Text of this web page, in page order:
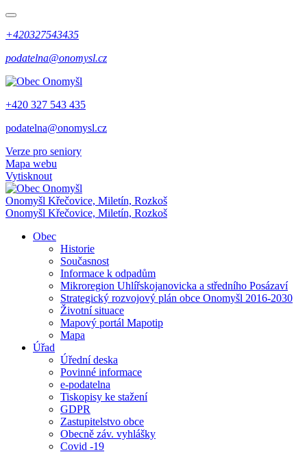
+420327543435
podatelna@onomysl.cz
+420 327 543 435
podatelna@onomysl.cz
Verze pro seniory
Mapa webu
Vytisknout
Onomyšl Křečovice, Miletín, Rozkoš
Onomyšl Křečovice, Miletín, Rozkoš
Obec
Historie
Současnost
Informace k odpadům
Mikroregion Uhlířskojanovicka a středního Posázaví
Strategický rozvojový plán obce Onomyšl 2016-2030
Životní situace
Mapový portál Mapotip
Mapa
Úřad
Úřední deska
Povinné informace
e-podatelna
Tiskopisy ke stažení
GDPR
Zastupitelstvo obce
Obecně záv. vyhlášky
Covid -19